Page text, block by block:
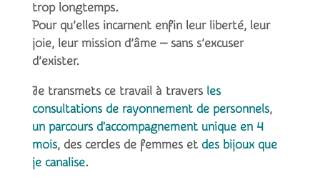
trop longtemps.
Pour qu’elles incarnent enfin leur liberté, leur
joie, leur mission d’âme — sans s’excuser
d’exister.
Je transmets ce travail à travers les
consultations de rayonnement de personnels,
un parcours d'accompagnement unique en 4
mois, des cercles de femmes et des bijoux que
je canalise.